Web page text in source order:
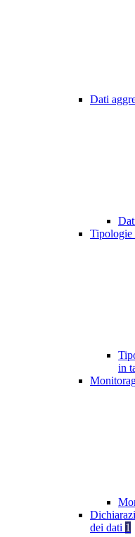
Dati
Tipologie
in
dei dati 1